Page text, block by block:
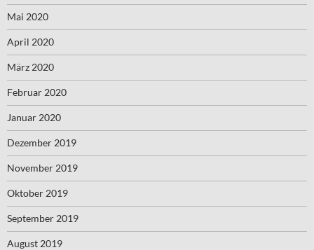
Mai 2020
April 2020
März 2020
Februar 2020
Januar 2020
Dezember 2019
November 2019
Oktober 2019
September 2019
August 2019